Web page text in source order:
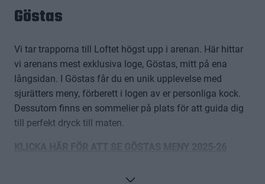
Göstas
Vi tar trapporna till Loftet högst upp i arenan. Här hittar
vi arenans mest exklusiva loge, Göstas, mitt på ena
långsidan. I Göstas får du en unik upplevelse med
sjurätters meny, förberett i logen av er personliga kock.
Dessutom finns en sommelier på plats för att guida dig
till perfekt dryck till maten.